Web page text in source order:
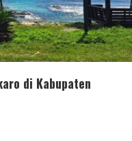
di Kabupaten